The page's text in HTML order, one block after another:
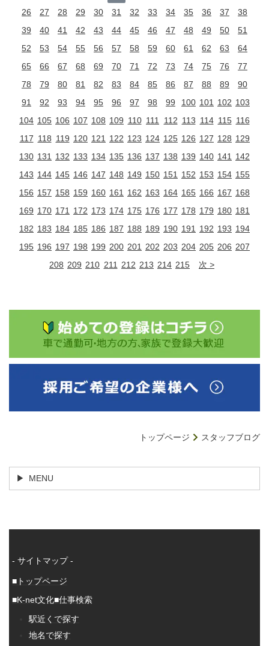
26 27 28 29 30 31 32 33 34 35 36 37
38
39
40 41 42 43 44 45 46 47 48 49 50
51
52
53 54 55 56 57 58 59 60 61 62 63
64
65
66 67 68 69 70 71 72 73 74 75 76
77
78
79 80 81 82 83 84 85 86 87 88 89
90
91
92 93 94 95 96 97 98 99 100 101 102 103
104 105 106 107 108 109 110 111 112 113 114 115 116
117 118 119 120 121 122 123 124 125 126 127 128 129
130 131 132 133 134 135 136 137 138 139 140 141
142
143 144 145 146 147 148 149 150 151 152 153 154 155
156 157 158 159 160 161 162 163 164 165 166 167 168
169 170 171 172 173 174 175 176 177 178 179 180 181
182 183 184 185 186 187 188 189 190 191 192 193 194
195 196 197 198 199 200 201 202 203 204 205 206 207
208 209 210 211 212 213 214 215 次
トップページ スタッフブログ
MENU
- サイトマップ -
■トップページ
■K-net文化■仕事検索
駅近くで探す
地名で探す